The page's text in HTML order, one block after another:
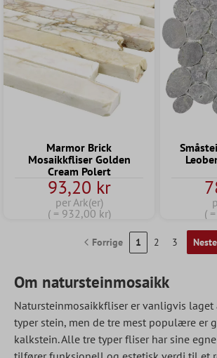
Marmor Brick
Mosaikkfliser Golden
Cream Polert
93,20 kr
per Ark(er)
( = 932,00 kr)
(
Forrige 1 2 3 Neste
Om natursteinmosaikk
Natursteinmosaikkfliser er vanligvis
typer stein, men de tre mest populære er
kalkstein. Alle tre typer fliser har sine